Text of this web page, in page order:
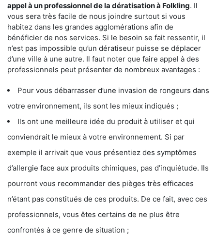
appel à un professionnel de la dératisation à Folkling. Il
vous sera très facile de nous joindre surtout si vous
habitez dans les grandes agglomérations afin de
bénéficier de nos services. Si le besoin se fait ressentir, il
n’est pas impossible qu’un dératiseur puisse se déplacer
d’une ville à une autre. Il faut noter que faire appel à des
professionnels peut présenter de nombreux avantages :
Pour vous débarrasser d’une invasion de rongeurs dans
votre environnement, ils sont les mieux indiqués ;
Ils ont une meilleure idée du produit à utiliser et qui
conviendrait le mieux à votre environnement. Si par
exemple il arrivait que vous présentiez des symptômes
d’allergie face aux produits chimiques, pas d’inquiétude. Ils
pourront vous recommander des pièges très efficaces
n’étant pas constitués de ces produits. De ce fait, avec ces
professionnels, vous êtes certains de ne plus être
confrontés à ce genre de situation ;